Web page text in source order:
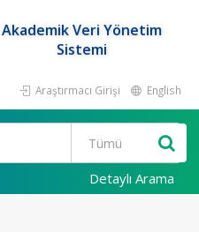
Akademik Veri Yönetim
Sistemi
Araştırmacı Girişi English
Detaylı Arama